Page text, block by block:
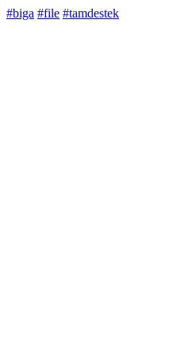
#biga #file #tamdestek